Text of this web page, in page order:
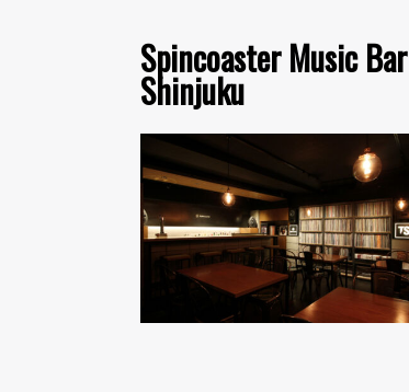
Spincoaster Music Bar
Shinjuku